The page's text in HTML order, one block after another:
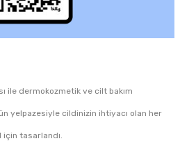
ile dermokozmetik ve cilt bakım
yelpazesiyle cildinizin ihtiyacı olan her
için tasarlandı.